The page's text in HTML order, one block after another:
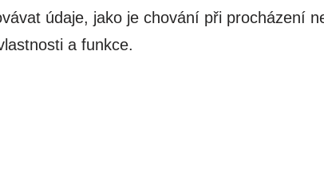
údaje, jako je chování při procházení
a funkce.